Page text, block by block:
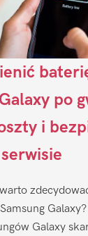
po
i
Galaxy